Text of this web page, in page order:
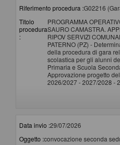
Riferimento procedura :G02216
Titolo
procedura
:
PROGRAMMA
SAURO CAMASTRA.
RIPOV SERVIZI
PATERNO (PZ) -
della procedura di gara
scolastica per gli alunni
Primaria e Scuola
Approvazione progetto
2026/2027 - 2027/2028 -
Data invio :29/07/2026
Oggetto :convocazione seconda